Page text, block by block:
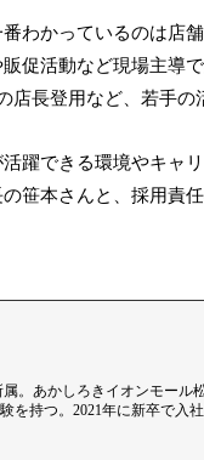
わかっているのは店
促活動など現場主導
店長登用など、若手の
躍できる環境やキャ
笹本さんと、採用責
。あかしろきイオンモール
を持つ。2021年に新卒で入社